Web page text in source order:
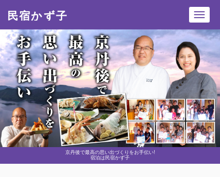
京丹後で最高の思い出づくりをお手伝い!
宿泊は民宿かず子
民宿かず子